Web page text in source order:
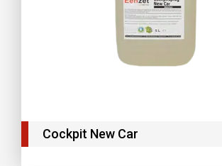
Cockpit New Car